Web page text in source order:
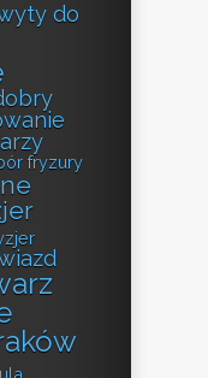
do
fryzury